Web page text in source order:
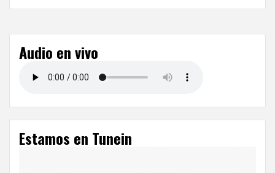
Audio en vivo
Estamos en Tunein